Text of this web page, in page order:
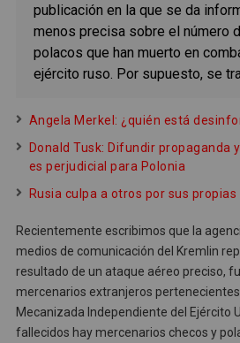
publicación en la que se da
menos precisa sobre el número
polacos que han muerto en
ejército ruso. Por supuesto, se
Angela Merkel: ¿quién está
Donald Tusk: Difundir propaganda
es perjudicial para Polonia
Rusia culpa a otros por sus propias
Recientemente escribimos que la
medios de comunicación del Kremlin
resultado de un ataque aéreo preciso,
mercenarios extranjeros pertenecientes
Mecanizada Independiente del Ejército
fallecidos hay mercenarios checos y